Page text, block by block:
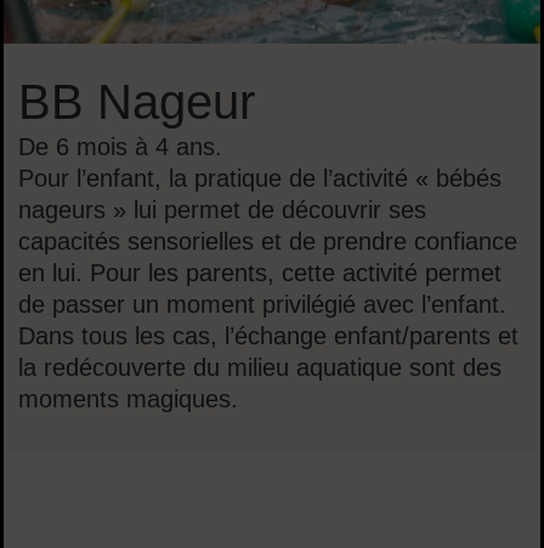
BB Nageur
De 6 mois à 4 ans.
Pour l’enfant, la pratique de l’activité « bébés
nageurs » lui permet de découvrir ses
capacités sensorielles et de prendre confiance
en lui. Pour les parents, cette activité permet
de passer un moment privilégié avec l’enfant.
Dans tous les cas, l’échange enfant/parents et
la redécouverte du milieu aquatique sont des
moments magiques.